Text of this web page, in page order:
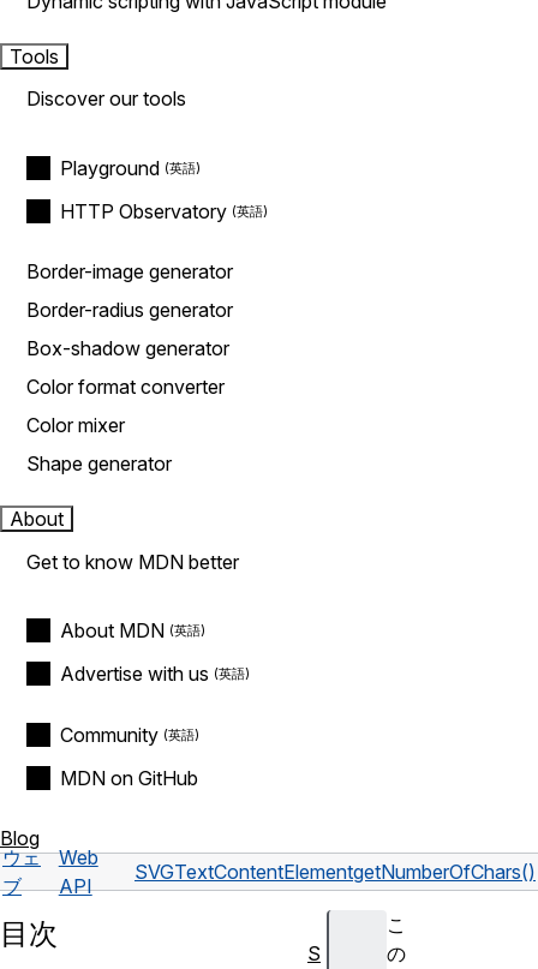
Tools
Discover our tools
Playground
HTTP Observatory
Border-image generator
Border-radius generator
Box-shadow generator
Color format converter
Color mixer
Shape generator
About
Get to know MDN better
About MDN
Advertise with us
Community
MDN on GitHub
Blog
ウェ
ブ
Web
API
SVGTextContentElementgetNumberOfChars()
こ
の
目次
S